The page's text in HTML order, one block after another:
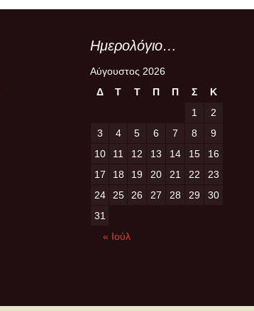
Ημερολόγιο…
Αύγουστος 2026
Δ
Τ Τ Π Π Σ
Κ
1
2
3
4 5 6 7 8
9
10
11 12 13 14 15
16
17
18 19 20 21 22
23
24
25 26 27 28 29
30
31
« Ιούλ